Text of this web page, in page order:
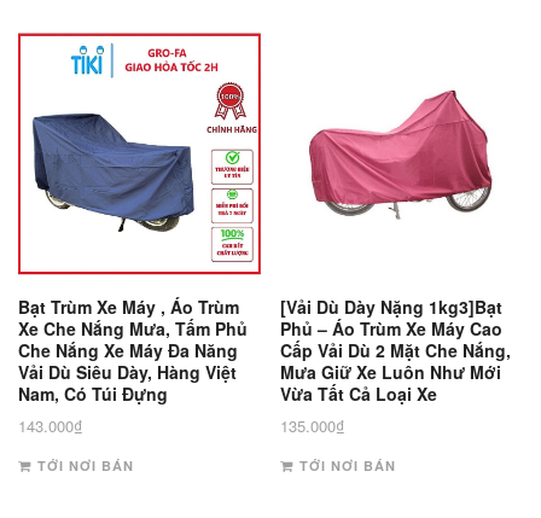
Bạt Trùm Xe Máy , Áo Trùm
Xe Che Nắng Mưa, Tấm Phủ
Che Nắng Xe Máy Đa Năng
Vải Dù Siêu Dày, Hàng Việt
Nam, Có Túi Đựng
143.000₫
TỚI NƠI BÁN
[Vải Dù Dày Nặng 1kg3]Bạt
Phủ – Áo Trùm Xe Máy Cao
Cấp Vải Dù 2 Mặt Che Nắng,
Mưa Giữ Xe Luôn Như Mới
Vừa Tất Cả Loại Xe
135.000₫
TỚI NƠI BÁN